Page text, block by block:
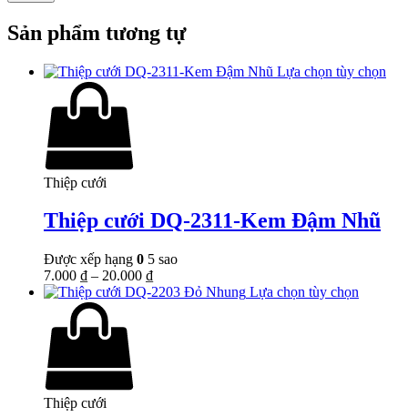
Sản phẩm tương tự
Lựa chọn tùy chọn
Thiệp cưới
Thiệp cưới DQ-2311-Kem Đậm Nhũ
Được xếp hạng 0 5 sao
7.000 ₫ – 20.000 ₫
Lựa chọn tùy chọn
Thiệp cưới